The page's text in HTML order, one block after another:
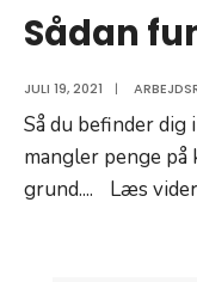
Sådan
JULI 19, 2021 |
Så du befinder dig
mangler penge på
grund.... Læs